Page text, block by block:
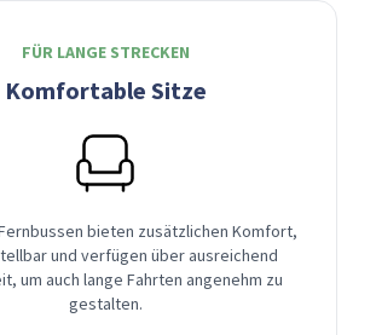
FÜR LANGE STRECKEN
Komfortable Sitze
bieten zusätzlichen Komfort,
und verfügen über ausreichend
um auch lange Fahrten angenehm zu
gestalten.